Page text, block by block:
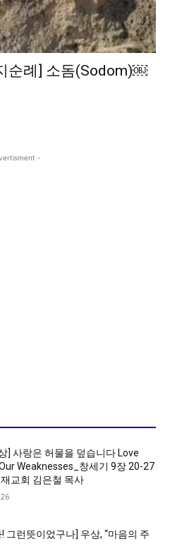
순례] 소돔(Sodom)￼
-
] 사랑은 허물을 덮습니다 Love
Weaknesses_창세기 9장 20-27
교회 김은철 목사
! 그런뜻이었구나] 우상, “마음의 주